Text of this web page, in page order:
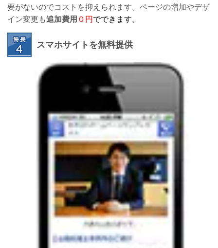
要がないのでコストを抑えられます。ページの増加やデザ
イン変更も追加費用 ０円 でできます。
スマホサイトを無料提供